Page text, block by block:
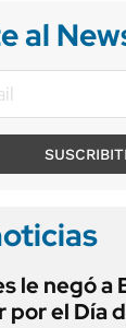
al
le negó a
el Día